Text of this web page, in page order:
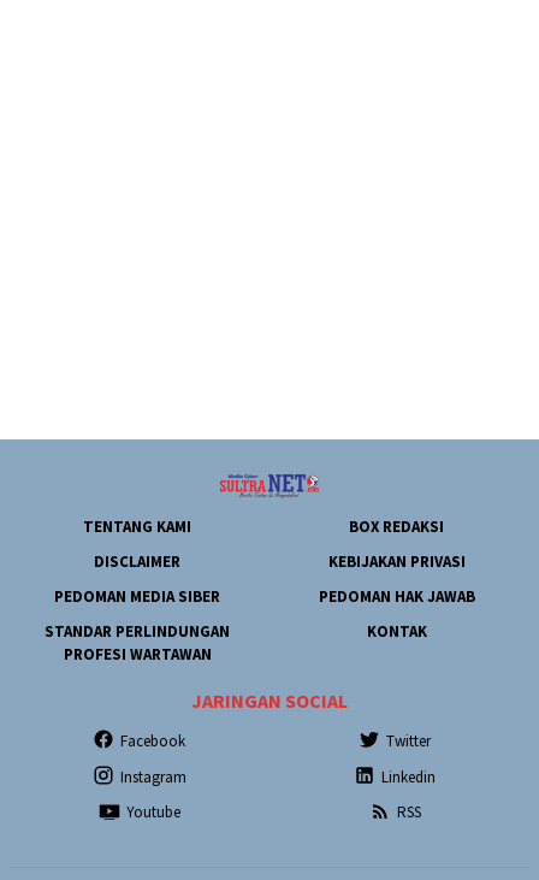
TENTANG KAMI
BOX REDAKSI
DISCLAIMER
KEBIJAKAN PRIVASI
PEDOMAN MEDIA SIBER
PEDOMAN HAK JAWAB
STANDAR PERLINDUNGAN
PROFESI WARTAWAN
KONTAK
JARINGAN SOCIAL
Facebook
Twitter
Instagram
Linkedin
Youtube
RSS